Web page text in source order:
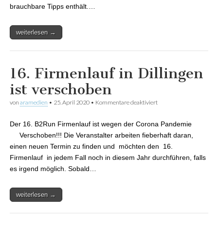
brauchbare Tipps enthält.…
weiterlesen →
16. Firmenlauf in Dillingen
ist verschoben
von aramedien • 25. April 2020 • Kommentare deaktiviert
Der 16. B2Run Firmenlauf ist wegen der Corona Pandemie
Verschoben!!! Die Veranstalter arbeiten fieberhaft daran,
einen neuen Termin zu finden und möchten den 16.
Firmenlauf in jedem Fall noch in diesem Jahr durchführen, falls
es irgend möglich. Sobald…
weiterlesen →